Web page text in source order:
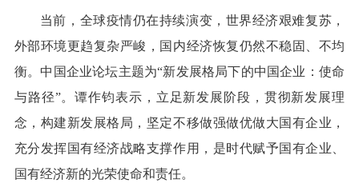
当前，全球疫情仍在持续演变，世界经济艰难复苏，
外部环境更趋复杂严峻，国内经济恢复仍然不稳固、不均
衡。中国企业论坛主题为“新发展格局下的中国企业：使命
与路径”。谭作钧表示，立足新发展阶段，贯彻新发展理
念，构建新发展格局，坚定不移做强做优做大国有企业，
充分发挥国有经济战略支撑作用，是时代赋予国有企业、
国有经济新的光荣使命和责任。